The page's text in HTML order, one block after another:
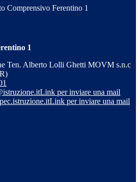
Comprensivo Ferentino 1
1
Ten. Alberto Lolli Ghetti MOVM s.n.c
Link per inviare una mail
Link per inviare una mail